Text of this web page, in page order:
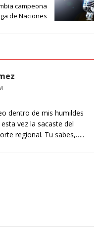
campeona
de Naciones
dentro de mis humildes
vez la sacaste del
regional. Tu sabes,…..